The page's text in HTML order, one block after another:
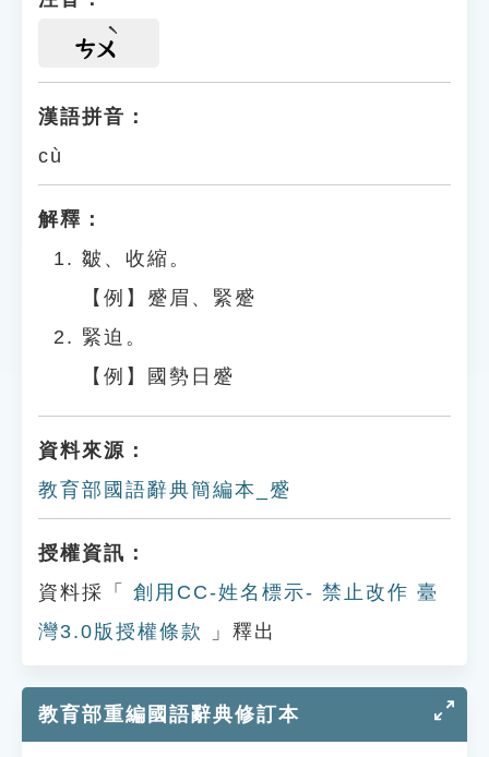
ㄘㄨ
漢語拼音：
cù
解釋：
皺、收縮。
【例】蹙眉、緊蹙
緊迫。
【例】國勢日蹙
資料來源：
教育部國語辭典簡編本_蹙
授權資訊：
資料採「
創用CC-姓名標示- 禁止改作 臺
灣3.0版授權條款
」釋出
教育部重編國語辭典修訂本